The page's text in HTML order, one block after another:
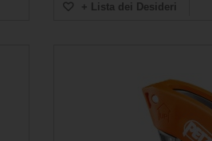
+ Lista dei Desideri